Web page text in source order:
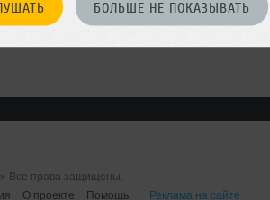
БОЛЬШЕ НЕ ПОКАЗЫВАТЬ
Все права защищены.
О проекте Помощь
Реклама на сайте